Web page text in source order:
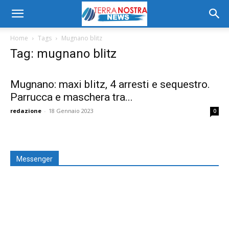
Home Tags Mugnano blitz
Tag: mugnano blitz
Mugnano: maxi blitz, 4 arresti e sequestro.
Parrucca e maschera tra...
redazione - 18 Gennaio 2023 0
Messenger